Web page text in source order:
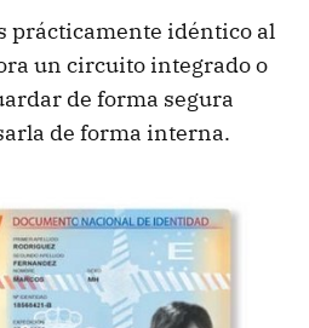
prácticamente idéntico al
un circuito integrado o
de forma segura
de forma interna.